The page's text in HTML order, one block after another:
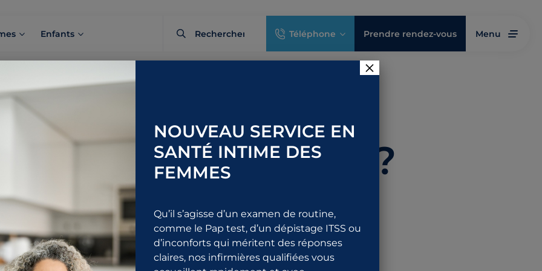
Enfants Téléphone Prendre rendez-vous Menu
choisir une
d’urologie privée?
NOUVEAU SERVICE EN
SANTÉ INTIME DES
FEMMES
Qu’il s’agisse d’un examen de routine,
comme le Pap test, d’un dépistage ITSS ou
d’inconforts qui méritent des réponses
claires, nos infirmières qualifiées vous
×